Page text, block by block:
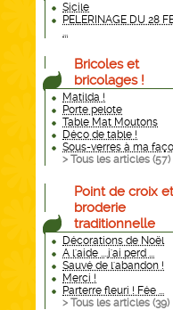
Sicile
PELERINAGE DU 28
...
Bricoles et
bricolages !
Matilda !
Porte pelote
Table Mat Moutons
Déco de table !
Sous-verres à ma
> Tous les articles (57)
Point de croix et
broderie
traditionnelle
Décorations de Noël
A l'aide ....j'ai perd ...
Sauvé de l'abandon !
Merci !
Parterre fleuri ! Fée ...
> Tous les articles (39)